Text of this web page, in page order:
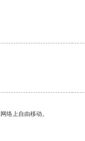
络上自由移动。